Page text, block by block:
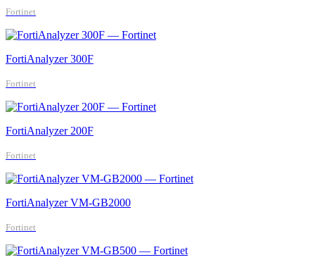
Fortinet
FortiAnalyzer 300F
Fortinet
FortiAnalyzer 200F
Fortinet
FortiAnalyzer VM-GB2000
Fortinet